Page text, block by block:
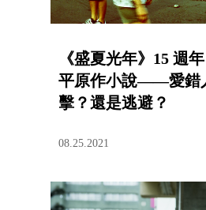
《盛夏光年》15 週
平原作小說——愛錯
擊？還是逃避？
08.25.2021